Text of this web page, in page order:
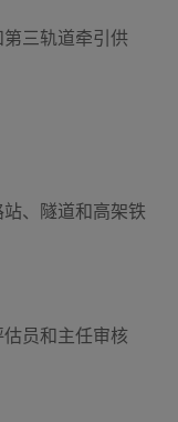
三轨道牵引供
、隧道和高架铁
员和主任审核